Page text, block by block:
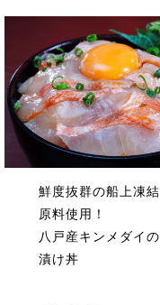
鮮度抜群の船上凍結
原料使用！
八戸産キンメダイの
漬け丼